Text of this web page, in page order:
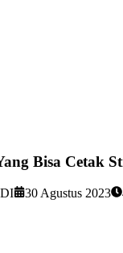
Bisa Cetak
30 Agustus 2023